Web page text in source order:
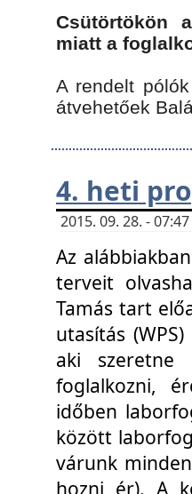
Csütörtökön
miatt a
A rendelt
átvehetőek
4. heti
2015. 09. 28. -
Az
terveit
Tamás tart
utasítás
aki szeretne
foglalkozni,
időben
között
várunk
hozni ér). A